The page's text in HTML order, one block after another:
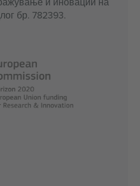
бр. 782393.